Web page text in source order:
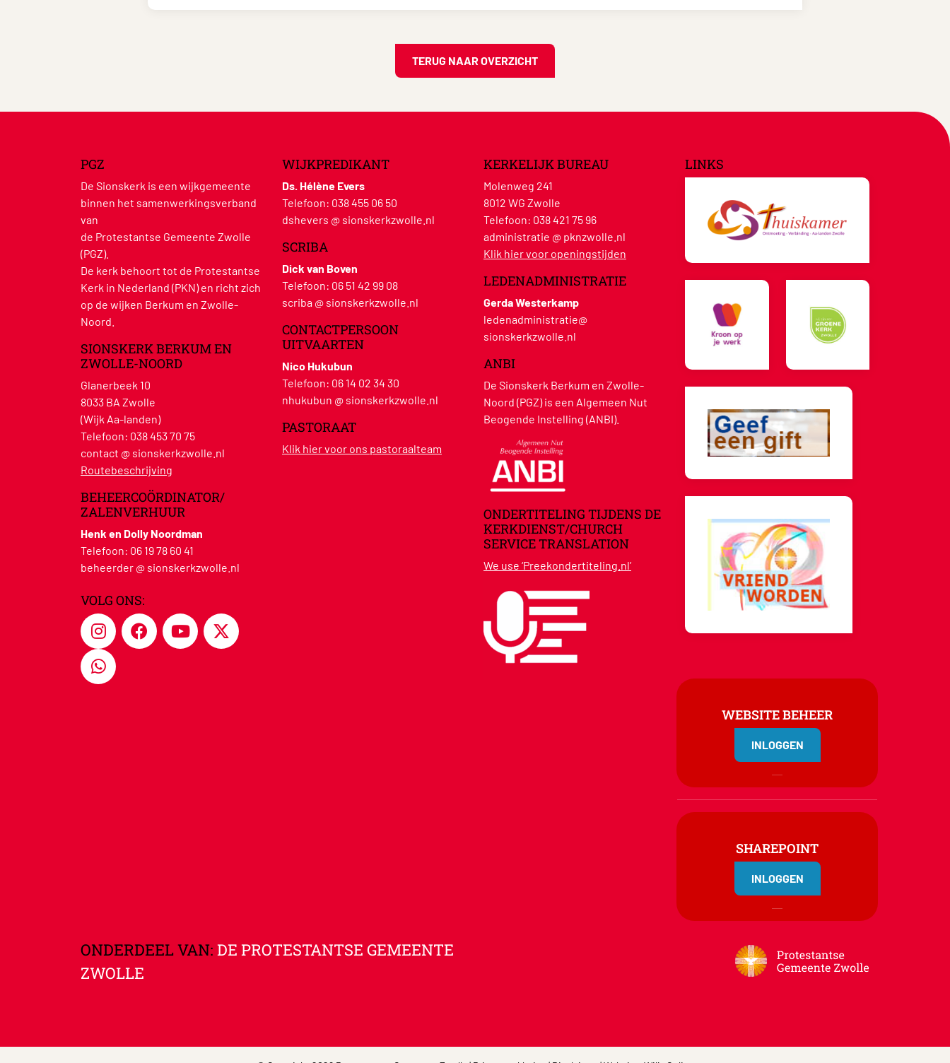
TERUG NAAR OVERZICHT
PGZ
De Sionskerk is een wijkgemeente
binnen het samenwerkingsverband
van
de Protestantse Gemeente Zwolle
(PGZ).
De kerk behoort tot de Protestantse
Kerk in Nederland (PKN) en richt zich
op de wijken Berkum en Zwolle-
Noord.
SIONSKERK BERKUM EN
ZWOLLE-NOORD
Glanerbeek 10
8033 BA Zwolle
(Wijk Aa-landen)
Telefoon: 038 453 70 75
contact @ sionskerkzwolle.nl
Routebeschrijving
BEHEERCOÖRDINATOR/
ZALENVERHUUR
Henk en Dolly Noordman
Telefoon: 06 19 78 60 41
beheerder @ sionskerkzwolle.nl
VOLG ONS:
WIJKPREDIKANT
Ds. Hélène Evers
Telefoon: 038 455 06 50
dshevers @ sionskerkzwolle.nl
SCRIBA
Dick van Boven
Telefoon: 06 51 42 99 08
scriba @ sionskerkzwolle.nl
CONTACTPERSOON
UITVAARTEN
Nico Hukubun
Telefoon: 06 14 02 34 30
nhukubun @ sionskerkzwolle.nl
PASTORAAT
Klik hier voor ons pastoraalteam
KERKELIJK BUREAU
Molenweg 241
8012 WG Zwolle
Telefoon: 038 421 75 96
administratie @ pknzwolle.nl
Klik hier voor openingstijden
LEDENADMINISTRATIE
Gerda Westerkamp
ledenadministratie@
sionskerkzwolle.nl
ANBI
De Sionskerk Berkum en Zwolle-
Noord (PGZ) is een Algemeen Nut
Beogende Instelling (ANBI).
ONDERTITELING TIJDENS DE
KERKDIENST/CHURCH
SERVICE TRANSLATION
We use ‘Preekondertiteling.nl’
LINKS
WEBSITE BEHEER
INLOGGEN
SHAREPOINT
INLOGGEN
ONDERDEEL VAN: DE PROTESTANTSE GEMEENTE
ZWOLLE